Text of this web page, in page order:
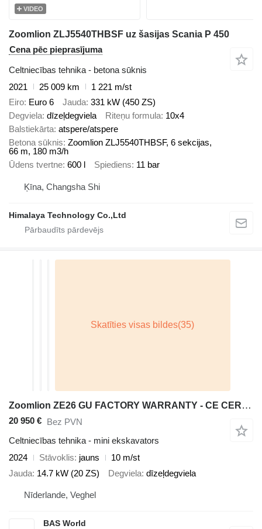
VIDEO
Zoomlion ZLJ5540THBSF uz šasijas Scania P 450
Cena pēc pieprasījuma
Celtniecības tehnika - betona sūknis
2021
25 009 km
1 221 m/st
Eiro Euro 6 Jauda 331 kW (450 ZS)
Degviela dīzeļdegviela Riteņu formula 10x4
Balstiekārta atspere/atspere
Betona sūknis Zoomlion ZLJ5540THBSF, 6 sekcijas,
66 m, 180 m3/h
Ūdens tvertne 600 l Spiediens 11 bar
Ķīna, Changsha Shi
Himalaya Technology Co.,Ltd
Zoomlion ZE26 GU FACTORY WARRANTY - CE CERTIFIED - KUBOTA ENGINE
20 950 € Bez PVN
Celtniecības tehnika - mini ekskavators
2024
Stāvoklis jauns
10 m/st
Jauda 14.7 kW (20 ZS) Degviela dīzeļdegviela
Nīderlande, Veghel
BAS World